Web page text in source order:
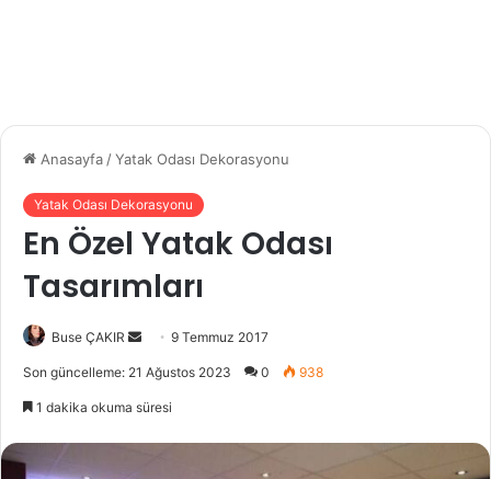
Anasayfa /Yatak Odası Dekorasyonu
Yatak Odası Dekorasyonu
En Özel Yatak Odası
Tasarımları
Buse ÇAKIR
e
-
9 Temmuz 2017
Son güncelleme: 21 Ağustos 2023 0 938
1 dakika okuma süresi